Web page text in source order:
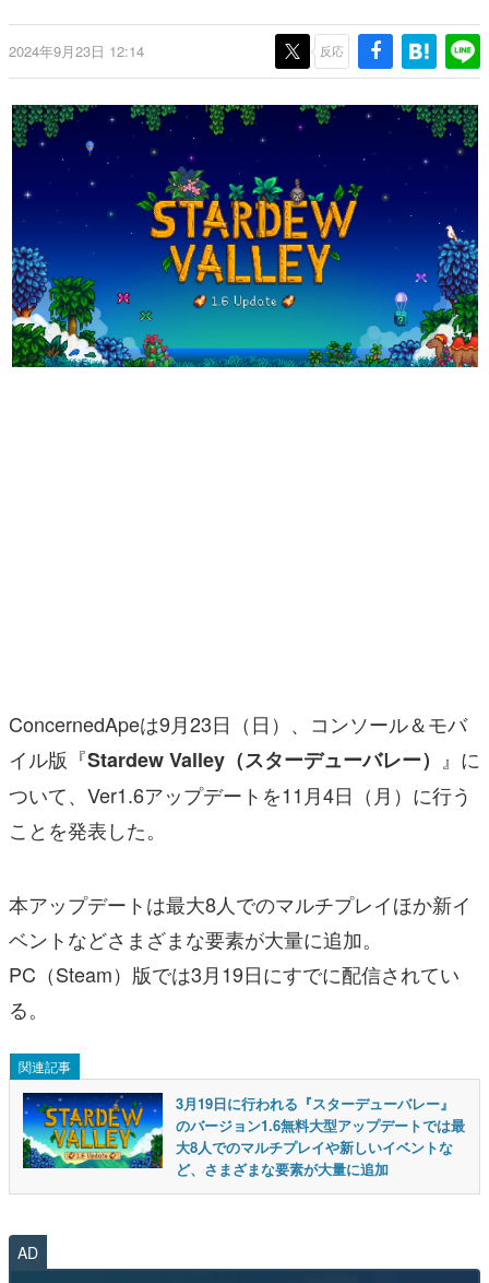
これからのデジタルゲーム市場を担う若きクリエイター達
の姿を追い、彼らのルーツと情熱を探っていきます。
ゲームに多大な影響を受けた作家さんに取材し、ゲームが
日本のコンテンツ産業やカルチャーに与えた影響を探る企
画です。
日本モバイルゲーム産業史
日本のモバイルゲーム史における主要なトピック・タイト
ルを網羅するほか、開発者へのインタビューや識者による
解説を掲載。約20年の歴史が一望できる決定版！
若ゲのいたり〜ゲームクリエイターの青春〜
『うつヌケ』『ペンと箸』等で知られるマンガ家・田中圭
一先生によるゲーム業界レポートマンガです。
なんでゲームは面白い？
アプリレビュー
その他
電ファミニコゲーマーとは？
2024年9月23日 12:14 反応
ConcernedApeは9月23日（日）、コンソール＆モバ
イル版『Stardew Valley（スターデューバレー）
』に
ついて、Ver1.6アップデートを11月4日（月）に行う
ことを発表した。
本アップデートは最大8人でのマルチプレイほか新イ
ベントなどさまざまな要素が大量に追加。
PC（Steam）版では3月19日にすでに配信されてい
る。
関連記事
3月19日に行われる『スターデューバレー』
のバージョン1.6無料大型アップデートでは最
大8人でのマルチプレイや新しいイベントな
ど、さまざまな要素が大量に追加
AD